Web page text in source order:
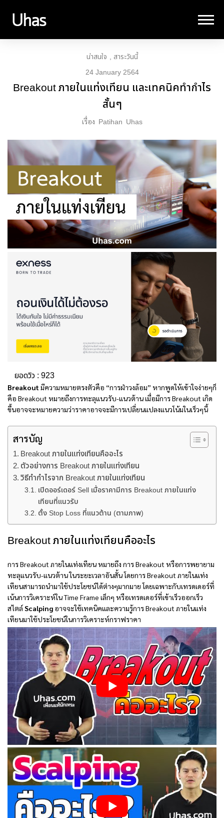
น่าสนใจ
สาระวันนี้
24 January 2564
Breakout ภายในแท่งเทียน และเทคนิคทำกำไร
สั้นๆ
เรื่อง Patihan Uhas
ยอดวิว : 923
Breakout มีความหมายตรงตัวคือ “การฝ่าวงล้อม” หากพูดให้เข้าใจง่ายๆก็
คือ Breakout หมายถึงการทะลุแนวรับ-แนวต้าน เมื่อมีการ Breakout เกิด
ขึ้นอาจจะหมายความว่าราคาอาจจะมีการเปลี่ยนแปลงแนวโน้มในเร็วๆนี้
สารบัญ
Breakout ภายในแท่งเทียนคืออะไร
ตัวอย่างการ Breakout ภายในแท่งเทียน
วิธีทำกำไรจาก Breakout ภายในแท่งเทียน
เปิดออร์เดอร์ Sell เมื่อราคามีการ Breakout ภายในแท่ง
เทียนที่แนวรับ
ตั้ง Stop Loss ที่แนวต้าน (ตามภาพ)
Breakout ภายในแท่งเทียนคืออะไร
การ Breakout ภายในแท่งเทียน หมายถึง การ Breakout หรือการพยายาม
ทะลุแนวรับ-แนวต้าน ในระยะเวลาอันสั้น โดยการ Breakout ภายในแท่ง
เทียนสามารถนำมาใช้ประโยชน์ได้ต่างๆมากมาย โดยเฉพาะกับเทรดเดอร์ที่
เน้นการวิเคราะห์ใน Time Frame เล็กๆ หรือเทรดเดอร์ที่เข้าเร็วออกเร็ว
สไตล์Scalping อาจจะใช้เทคนิคและความรู้การ Breakout ภายในแท่ง
เทียนมาใช้ประโยชน์ในการวิเคราะห์กราฟราคา